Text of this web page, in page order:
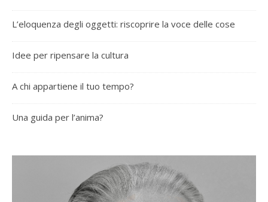
L’eloquenza degli oggetti: riscoprire la voce delle cose
Idee per ripensare la cultura
A chi appartiene il tuo tempo?
Una guida per l’anima?